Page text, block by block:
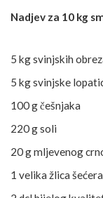
Nadjev za 10 kg
5 kg svinjskih
5 kg svinjske
100 g češnjaka
220 g soli
20 g mljevenog
1 velika žlica šećera